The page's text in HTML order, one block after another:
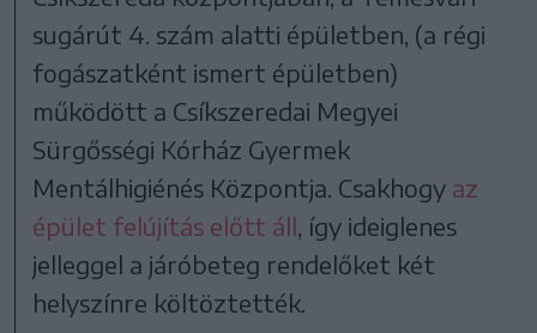
sugárút 4. szám alatti épületben, (a régi
fogászatként ismert épületben)
működött a Csíkszeredai Megyei
Sürgősségi Kórház Gyermek
Mentálhigiénés Központja. Csakhogy az
épület felújítás előtt áll , így ideiglenes
jelleggel a járóbeteg rendelőket két
helyszínre költöztették.